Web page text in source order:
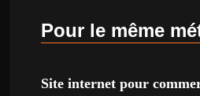
Pour le même
Site internet pour